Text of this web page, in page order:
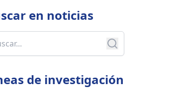
en noticias
de investigación